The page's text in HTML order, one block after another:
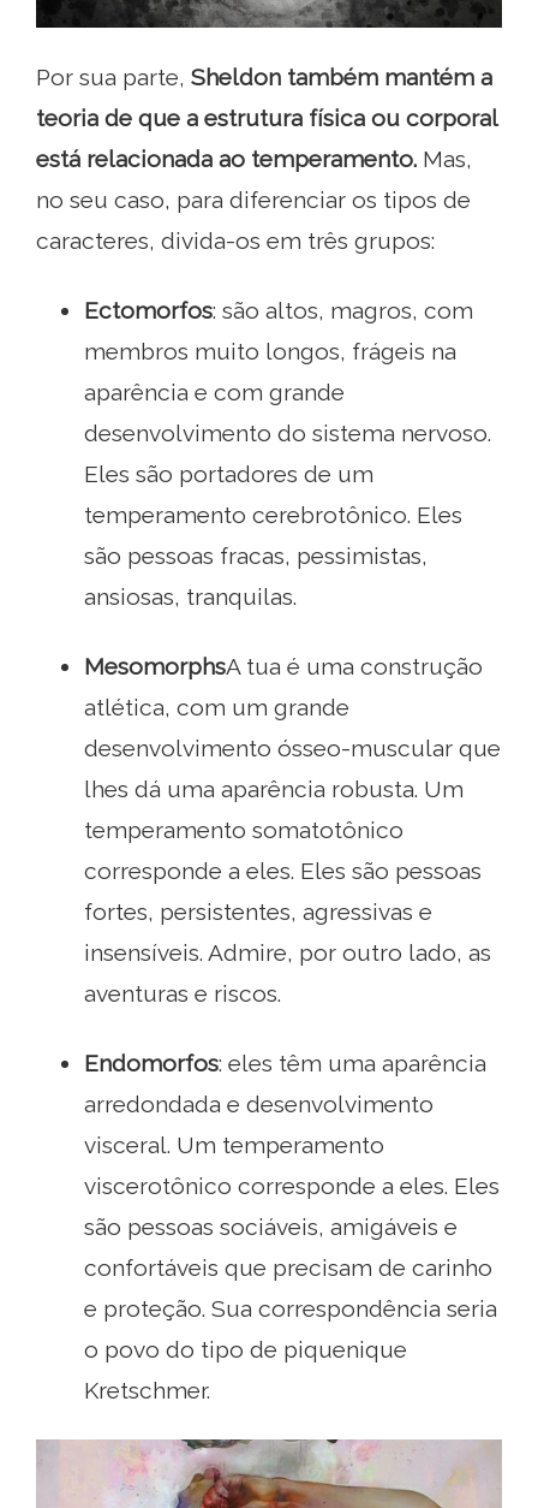
Por sua parte, Sheldon também mantém a
teoria de que a estrutura física ou corporal
está relacionada ao temperamento. Mas,
no seu caso, para diferenciar os tipos de
caracteres, divida-os em três grupos:
Ectomorfos: são altos, magros, com
membros muito longos, frágeis na
aparência e com grande
desenvolvimento do sistema nervoso.
Eles são portadores de um
temperamento cerebrotônico. Eles
são pessoas fracas, pessimistas,
ansiosas, tranquilas.
MesomorphsA tua é uma construção
atlética, com um grande
desenvolvimento ósseo-muscular que
lhes dá uma aparência robusta. Um
temperamento somatotônico
corresponde a eles. Eles são pessoas
fortes, persistentes, agressivas e
insensíveis. Admire, por outro lado, as
aventuras e riscos.
Endomorfos: eles têm uma aparência
arredondada e desenvolvimento
visceral. Um temperamento
viscerotônico corresponde a eles. Eles
são pessoas sociáveis, amigáveis ​​e
confortáveis ​​que precisam de carinho
e proteção. Sua correspondência seria
o povo do tipo de piquenique
Kretschmer.